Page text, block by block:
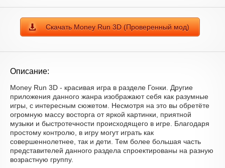
Скачать Money Run 3D (Проверенный мод)
Описание:
Money Run 3D - красивая игра в разделе Гонки. Другие
приложения данного жанра изображают себя как разумные
игры, с интересным сюжетом. Несмотря на это вы обретёте
огромную массу восторга от яркой картинки, приятной
музыки и быстротечности происходящего в игре. Благодаря
простому контролю, в игру могут играть как
совершеннолетнее, так и дети. Тем более большая часть
представителей данного раздела спроектированы на разную
возрастную группу.